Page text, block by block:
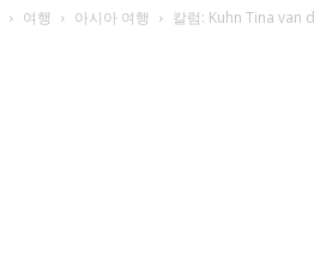
여행 아시아 여행 칼럼: Kuhn Tina van